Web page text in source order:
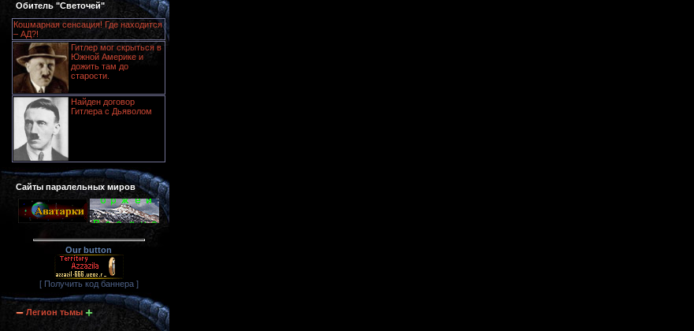
Обитель "Светочей"
Кошмарная сенсация! Где находится
– АД?!
Гитлер мог скрыться в
Южной Америке и
дожить там до
старости.
Найден договор
Гитлера с Дьяволом
Сайты паралельных миров
Our button
[ Получить код баннера ]
Легион тьмы